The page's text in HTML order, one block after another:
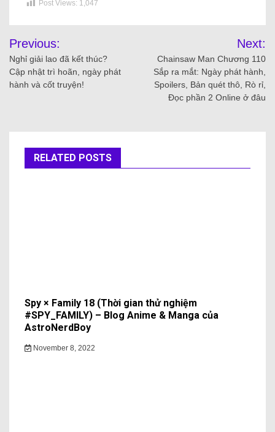
Post Views: 1,047
Previous:
Nghỉ giải lao đã kết thúc?
Cập nhật trì hoãn, ngày phát
hành và cốt truyện!
Next:
Chainsaw Man Chương 110
Sắp ra mắt: Ngày phát hành,
Spoilers, Bản quét thô, Rò rỉ,
Đọc phần 2 Online ở đâu
RELATED POSTS
Spy × Family 18 (Thời gian thử nghiệm
#SPY_FAMILY) – Blog Anime & Manga của
AstroNerdBoy
November 8, 2022